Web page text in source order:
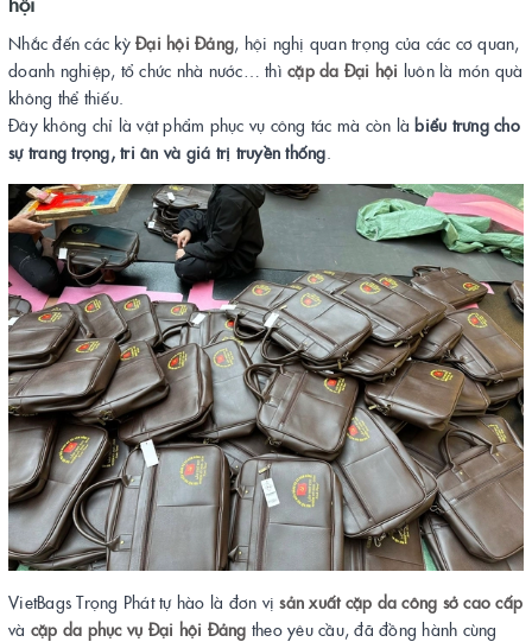
Nhắc đến các kỳ Đại hội Đảng, hội nghị quan trọng của các cơ quan,
doanh nghiệp, tổ chức nhà nước… thì cặp da Đại hội luôn là món quà
không thể thiếu.
Đây không chỉ là vật phẩm phục vụ công tác mà còn là biểu trưng cho
sự trang trọng, tri ân và giá trị truyền thống.
VietBags Trọng Phát tự hào là đơn vịsản xuất cặp da công sở cao cấp
và cặp da phục vụ Đại hội Đảng theo yêu cầu, đã đồng hành cùng